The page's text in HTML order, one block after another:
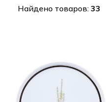
Найдено товаров: 33